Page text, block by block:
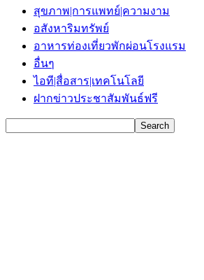
สุขภาพ|การแพทย์|ความงาม
อสังหาริมทรัพย์
อาหารท่องเที่ยวพักผ่อนโรงแรม
อื่นๆ
ไอที|สื่อสาร|เทคโนโลยี
ฝากข่าวประชาสัมพันธ์ฟรี